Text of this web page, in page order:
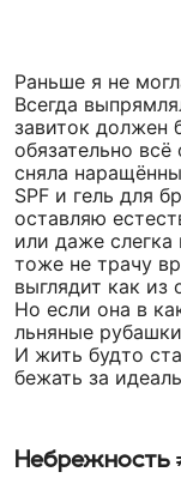
Раньше я не
Всегда
завиток должен
обязательно
сняла
SPF и гель для
оставляю
или даже
тоже не трачу
выглядит как
Но если она в
льняные
И жить будто
бежать за
Небрежность